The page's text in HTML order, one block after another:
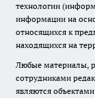
технологии
информации на
относящихся к
находящихся на
Любые материалы,
сотрудниками
являются